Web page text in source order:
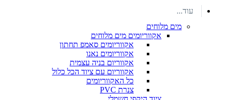
עוד...
מים מלוחים
אקווריומים מים מלוחים
אקווריומים סאמפ תחתון
אקווריומים נאנו
אקווריום בניה עצמית
אקווריום עם ציוד הכל כלול
כל האקווריומים
צנרת PVC